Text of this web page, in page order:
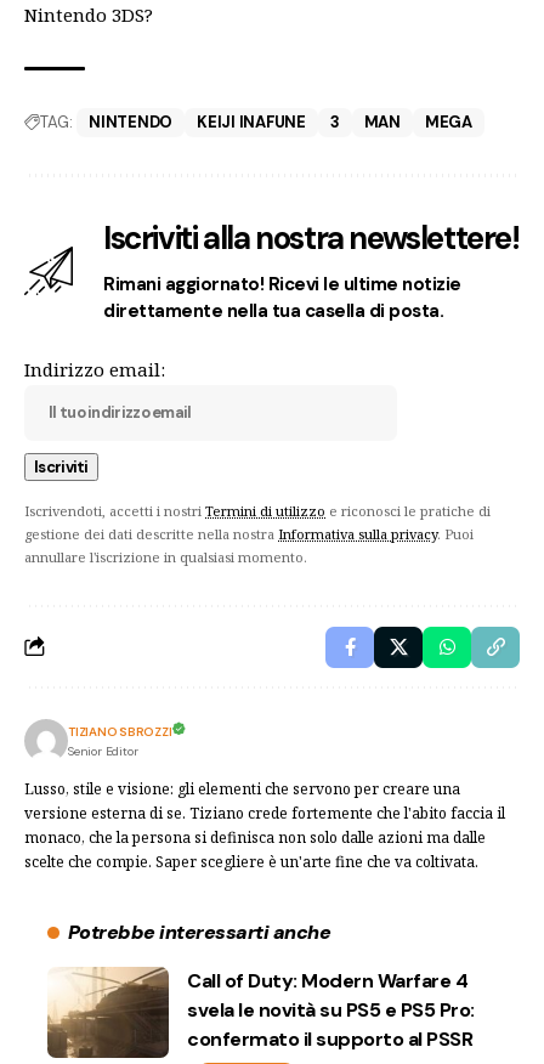
Nintendo 3DS?
TAG: NINTENDO KEIJI INAFUNE 3 MAN MEGA
Iscriviti alla nostra newslettere!
Rimani aggiornato! Ricevi le ultime notizie
direttamente nella tua casella di posta.
Indirizzo email:
Iscrivendoti, accetti i nostri Termini di utilizzo e riconosci le pratiche di
gestione dei dati descritte nella nostra Informativa sulla privacy. Puoi
annullare l'iscrizione in qualsiasi momento.
TIZIANO SBROZZI
Senior Editor
Lusso, stile e visione: gli elementi che servono per creare una
versione esterna di se. Tiziano crede fortemente che l'abito faccia il
monaco, che la persona si definisca non solo dalle azioni ma dalle
scelte che compie. Saper scegliere è un'arte fine che va coltivata.
Potrebbe interessarti anche
Call of Duty: Modern Warfare 4
svela le novità su PS5 e PS5 Pro:
confermato il supporto al PSSR